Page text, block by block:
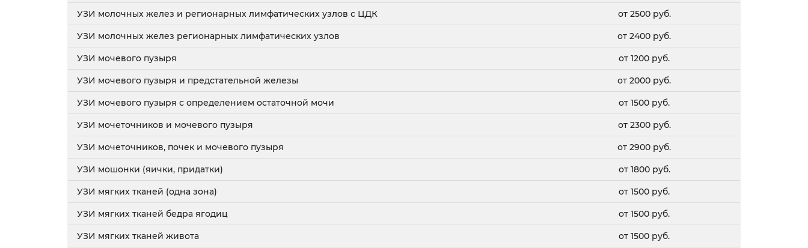
УЗИ молочных желез и регионарных лимфатических узлов с ЦДК от 2500 руб.
УЗИ молочных желез регионарных лимфатических узлов от 2400 руб.
УЗИ мочевого пузыря от 1200 руб.
УЗИ мочевого пузыря и предстательной железы от 2000 руб.
УЗИ мочевого пузыря с определением остаточной мочи от 1500 руб.
УЗИ мочеточников и мочевого пузыря от 2300 руб.
УЗИ мочеточников, почек и мочевого пузыря от 2900 руб.
УЗИ мошонки (яички, придатки) от 1800 руб.
УЗИ мягких тканей (одна зона) от 1500 руб.
УЗИ мягких тканей бедра ягодиц от 1500 руб.
УЗИ мягких тканей живота от 1500 руб.